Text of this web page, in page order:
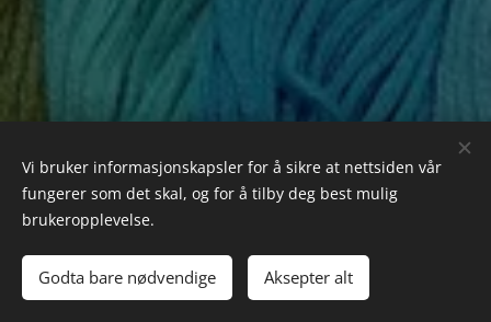
Drevet avWebnode Informasjonskapsler
Vi bruker informasjonskapsler for å sikre at nettsiden vår
fungerer som det skal, og for å tilby deg best mulig
brukeropplevelse.
Godta bare nødvendige Aksepter alt